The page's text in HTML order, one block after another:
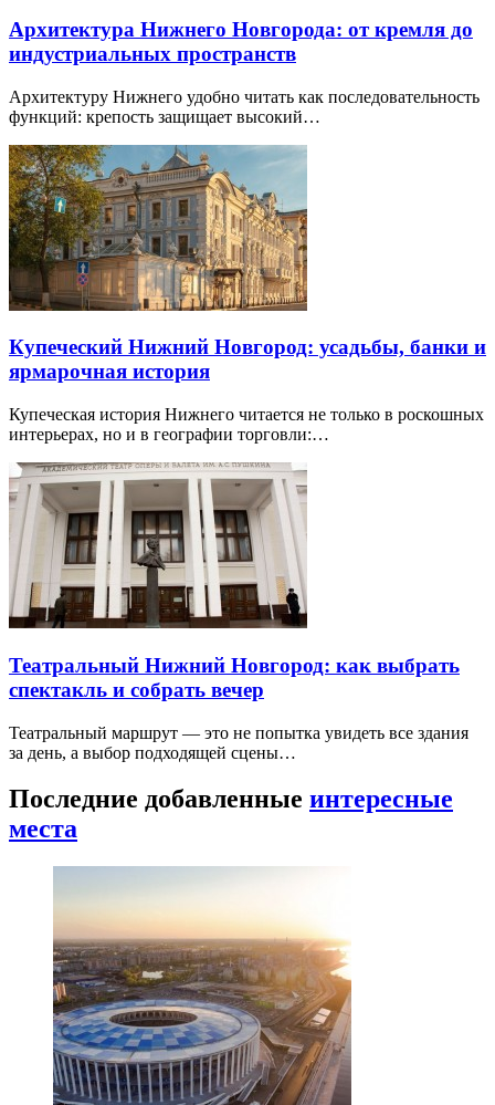
Архитектура Нижнего Новгорода: от кремля до
индустриальных пространств
Архитектуру Нижнего удобно читать как последовательность
функций: крепость защищает высокий…
Купеческий Нижний Новгород: усадьбы, банки и
ярмарочная история
Купеческая история Нижнего читается не только в роскошных
интерьерах, но и в географии торговли:…
Театральный Нижний Новгород: как выбрать
спектакль и собрать вечер
Театральный маршрут — это не попытка увидеть все здания
за день, а выбор подходящей сцены…
Последние добавленные интересные
места